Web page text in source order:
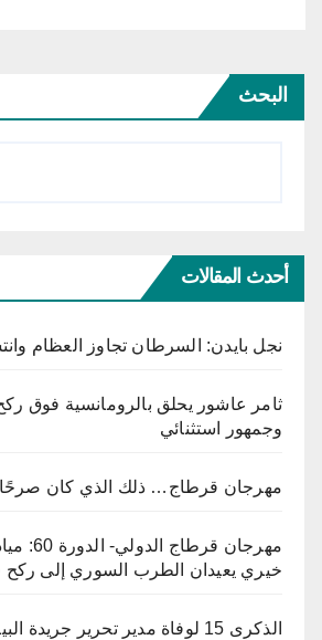
البحث
أحدث المقالات
نجل بايدن: السرطان تجاوز العظام
ثامر عاشور يحلق بالرومانسية فوق
وجمهور استثنائي
مهرجان قرطاج… ذلك الذي كان
مهرجان
خيري يعيدان الطرب السوري إلى
الذكرى 15 لوفاة مدير تحرير جريدة